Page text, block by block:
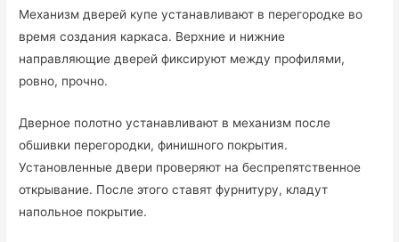
Механизм дверей купе устанавливают в перегородке во
время создания каркаса. Верхние и нижние
направляющие дверей фиксируют между профилями,
ровно, прочно.
Дверное полотно устанавливают в механизм после
обшивки перегородки, финишного покрытия.
Установленные двери проверяют на беспрепятственное
открывание. После этого ставят фурнитуру, кладут
напольное покрытие.